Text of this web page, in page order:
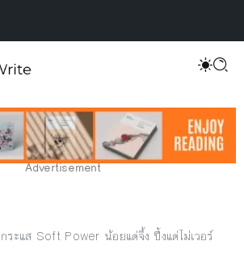
Advertisement
กระแส Soft Power น้อยแต่จึ้ง ปึ้งแต่ไม่เวอร์